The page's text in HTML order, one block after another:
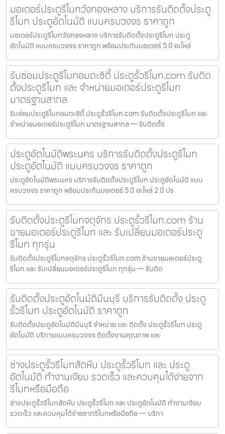
มอเตอร์ประตูรีโมทวังทองหลาง บริการรับติดตั้งประตู
รีโมท ประตูอัตโนมัติ แบบครบวงจร ราคาถูก
มอเตอร์ประตูรีโมทวังทองหลาง บริการรับติดตั้งประตูรีโมท ประตู
อัตโนมัติ แบบครบวงจร ราคาถูก พร้อมประกันมอเตอร์ 5 ปี อะไหล่
รับซ่อมประตูรีโมทอมตะซิตี้ ประตูรั้วรีโมท.com รับติด
ตั้งประตูรีโมท และ จำหน่ายมอเตอร์ประตูรีโมท
มาตรฐานสากล
รับซ่อมประตูรีโมทอมตะซิตี้ ประตูรั้วรีโมท.com รับติดตั้งประตูรีโมท และ
จำหน่ายมอเตอร์ประตูรีโมท มาตรฐานสากล — รับติดตั้ง
ประตูอัตโนมัติพระนคร บริการรับติดตั้งประตูรีโมท
ประตูอัตโนมัติ แบบครบวงจร ราคาถูก
ประตูอัตโนมัติพระนคร บริการรับติดตั้งประตูรีโมท ประตูอัตโนมัติ แบบ
ครบวงจร ราคาถูก พร้อมประกันมอเตอร์ 5 ปี อะไหล่ 2 ปี ปร
รับติดตั้งประตูรีโมทจตุจักร ประตูรั้วรีโมท.com ร้าน
ขายมอเตอร์ประตูรีโมท และ รับเปลี่ยนมอเตอร์ประตู
รีโมท ทุกรุ่น
รับติดตั้งประตูรีโมทจตุจักร ประตูรั้วรีโมท.com ร้านขายมอเตอร์ประตู
รีโมท และ รับเปลี่ยนมอเตอร์ประตูรีโมท ทุกรุ่น — รับติด
รับติดตั้งประตูอัตโนมัติมีนบุรี บริการรับติดตั้ง ประตู
รั้วรีโมท ประตูอัตโนมัติ ราคาถูก
รับติดตั้งประตูอัตโนมัติมีนบุรี จำหน่าย และ ติดตั้ง ประตูรั้วรีโมท ประตู
อัตโนมัติ บริการแบบครบวงจร ติดตั้งงานคุณภาพ และ
ช่างประตูรั้วรีโมทสัตหีบ ประตูรั้วรีโมท และ ประตู
อัตโนมัติ ทำงานเงียบ รวดเร็ว และควบคุมได้ง่ายจาก
รีโมทหรือมือถือ
ช่างประตูรั้วรีโมทสัตหีบ ประตูรั้วรีโมท และ ประตูอัตโนมัติ ทำงานเงียบ
รวดเร็ว และควบคุมได้ง่ายจากรีโมทหรือมือถือ — บริกา